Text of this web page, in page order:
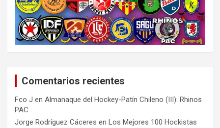
Comentarios recientes
Fco J en Almanaque del Hockey-Patín Chileno (III): Rhinos
PAC
Jorge Rodríguez Cáceres en Los Mejores 100 Hockistas